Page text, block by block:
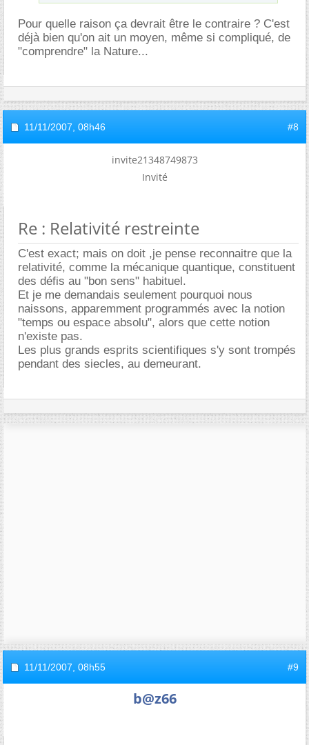
Pour quelle raison ça devrait être le contraire ? C'est
déjà bien qu'on ait un moyen, même si compliqué, de
"comprendre" la Nature...
11/11/2007, 08h46 #8
invite21348749873
Invité
Re : Relativité restreinte
C'est exact; mais on doit ,je pense reconnaitre que la
relativité, comme la mécanique quantique, constituent
des défis au "bon sens" habituel.
Et je me demandais seulement pourquoi nous
naissons, apparemment programmés avec la notion
"temps ou espace absolu", alors que cette notion
n'existe pas.
Les plus grands esprits scientifiques s'y sont trompés
pendant des siecles, au demeurant.
11/11/2007, 08h55 #9
b@z66